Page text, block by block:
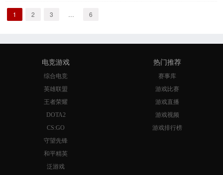
1 2 3 6
电竞游戏
综合电竞
英雄联盟
王者荣耀
DOTA2
CS:GO
守望先锋
和平精英
泛游戏
热门推荐
赛事库
游戏比赛
游戏直播
游戏视频
游戏排行榜